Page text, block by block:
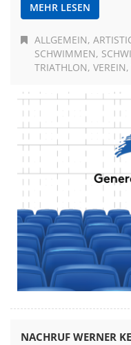
MEHR LESEN
ALLGEMEIN
SCHWIMMEN
TRIATHLON VEREIN
NACHRUF WERNER